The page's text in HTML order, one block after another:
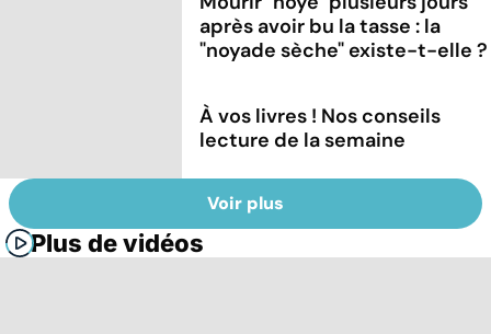
après avoir bu la tasse : la
"noyade sèche" existe-t-elle ?
À vos livres ! Nos conseils
lecture de la semaine
Voir plus
Plus de vidéos